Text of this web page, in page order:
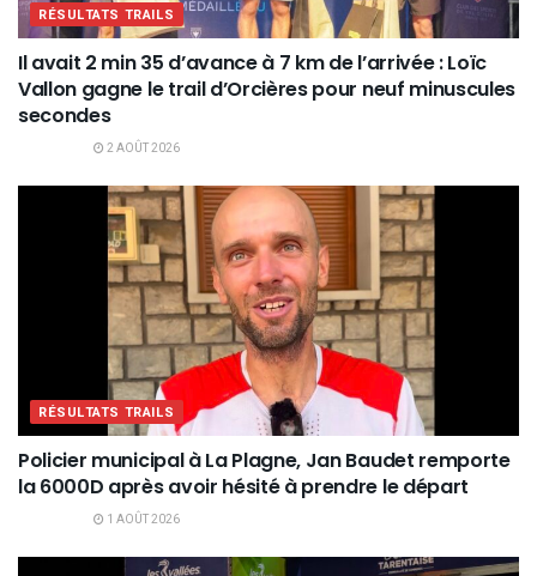
RÉSULTATS TRAILS
Il avait 2 min 35 d’avance à 7 km de l’arrivée : Loïc
Vallon gagne le trail d’Orcières pour neuf minuscules
secondes
2 AOÛT 2026
RÉSULTATS TRAILS
Policier municipal à La Plagne, Jan Baudet remporte
la 6000D après avoir hésité à prendre le départ
1 AOÛT 2026